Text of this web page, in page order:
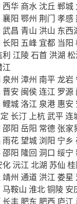
西华 商水 沈丘 郸城
襄阳 鄂州 荆门 孝感
武昌 青山 洪山 东西
长阳 五峰 宜都 当阳
利 江陵石首 洪湖
江
泉州 漳州 南平龙岩
晋安 闽侯连江 罗源
鲤城洛江 泉港 惠安
长汀 上杭武平连
邵阳 岳阳 常德 张家
雨花望城 浏阳 宁乡
邵阳 隆回 洞口 绥宁
化沅江 北湖 苏仙
靖州 通道 洪江 娄星
马鞍山 淮北铜陵 安
长丰 肥东 肥西 庐江